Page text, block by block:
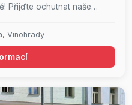
Přijďte ochutnat naše
bohatý výběr moravských
s naší nabídkou
nebo soukromý večírek? U
také sledovat
zážitků. Těšíme se
Vinohrady